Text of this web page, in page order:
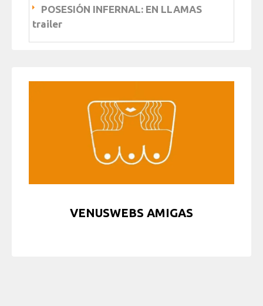
POSESIÓN INFERNAL: EN LLAMAS
trailer
VENUSWEBS AMIGAS